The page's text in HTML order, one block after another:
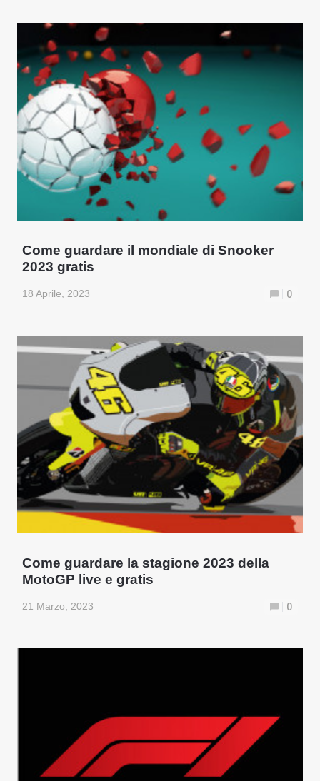
Come guardare il mondiale di Snooker
2023 gratis
18 Aprile, 2023 0
Come guardare la stagione 2023 della
MotoGP live e gratis
21 Marzo, 2023 0